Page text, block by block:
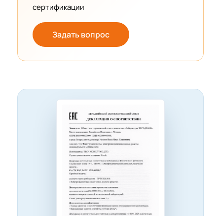
сертификации
Задать вопрос